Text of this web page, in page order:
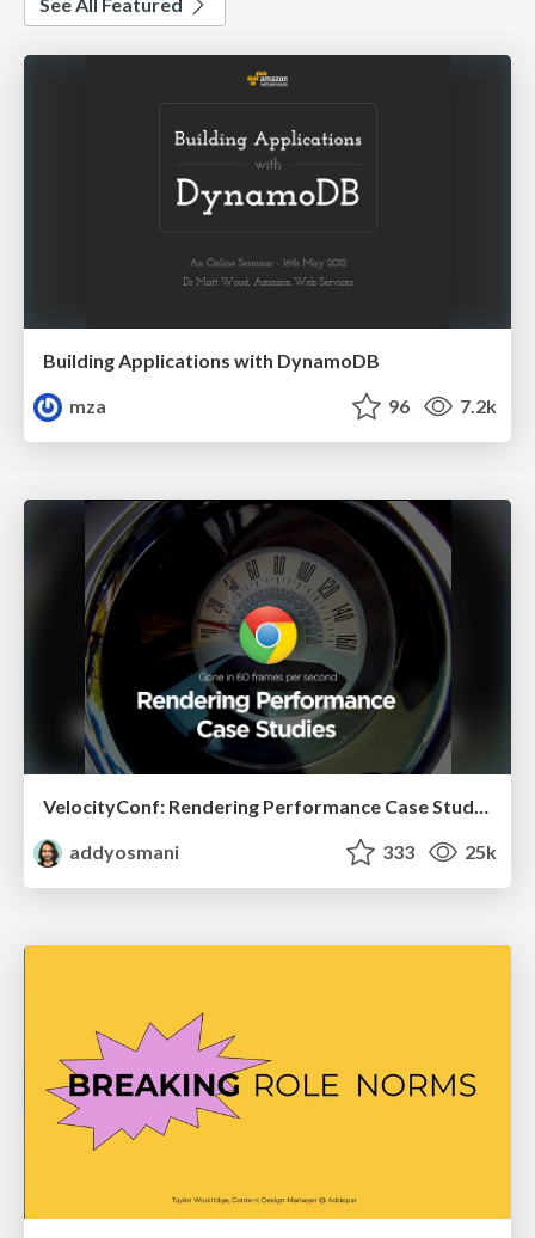
Building Applications with DynamoDB
mza
96 7.2k
addyosmani
333 25k